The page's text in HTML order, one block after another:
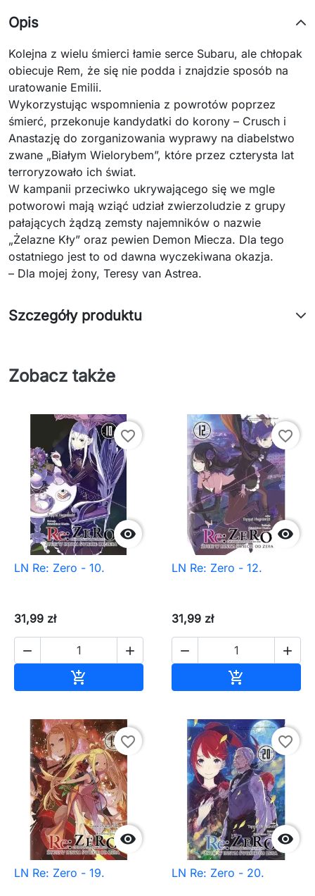
Opis
Kolejna z wielu śmierci łamie serce Subaru, ale chłopak
obiecuje Rem, że się nie podda i znajdzie sposób na
uratowanie Emilii.
Wykorzystując wspomnienia z powrotów poprzez
śmierć, przekonuje kandydatki do korony – Crusch i
Anastazję do zorganizowania wyprawy na diabelstwo
zwane „Białym Wielorybem”, które przez czterysta lat
terroryzowało ich świat.
W kampanii przeciwko ukrywającego się we mgle
potworowi mają wziąć udział zwierzoludzie z grupy
pałających żądzą zemsty najemników o nazwie
„Żelazne Kły” oraz pewien Demon Miecza. Dla tego
ostatniego jest to od dawna wyczekiwana okazja.
– Dla mojej żony, Teresy van Astrea.
Szczegóły produktu
Zobacz także

favorite_border
LN Re: Zero - 10.
31,99 zł
 


favorite_border
LN Re: Zero - 12.
31,99 zł
 


favorite_border
LN Re: Zero - 19.

favorite_border
LN Re: Zero - 20.